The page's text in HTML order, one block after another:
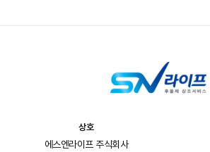
상호
에스엔라이프 주식회사